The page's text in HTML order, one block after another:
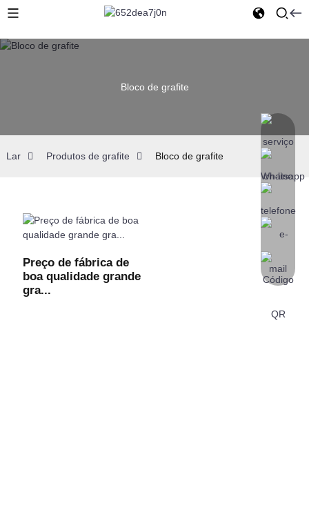
Bloco de grafite
Lar Produtos de grafite Bloco de grafite
Preço de fábrica de
boa qualidade grande
gra...